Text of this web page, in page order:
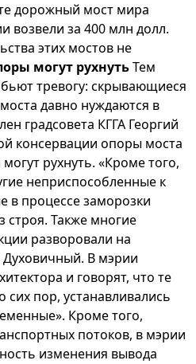
дорожный мост мира
возвели за 400 млн долл.
этих мостов не
могут рухнутьТем
тревогу: скрывающиеся
давно нуждаются в
градсовета КГГА Георгий
консервации опоры моста
рухнуть. «Кроме того,
неприспособленные к
в процессе заморозки
строя. Также многие
разворовали на
Духовичный. В мэрии
и говорят, что те
пор, устанавливались
Кроме того,
потоков, в мэрии
изменения вывода